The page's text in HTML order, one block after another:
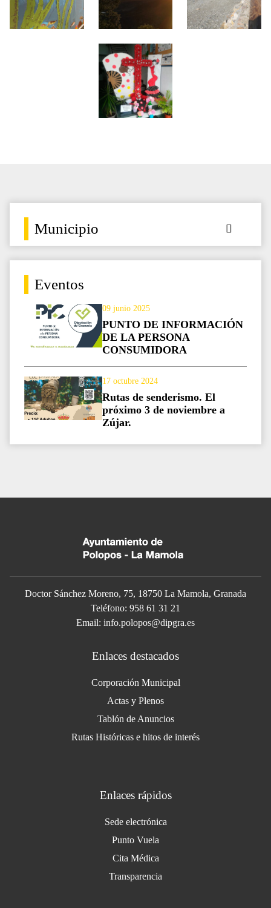
Municipio
Eventos
09 junio 2025
PUNTO DE INFORMACIÓN
DE LA PERSONA
CONSUMIDORA
17 octubre 2024
Rutas de senderismo. El
próximo 3 de noviembre a
Zújar.
Doctor Sánchez Moreno, 75, 18750 La Mamola, Granada
Teléfono: 958 61 31 21
Email: info.polopos@dipgra.es
Enlaces destacados
Corporación Municipal
Actas y Plenos
Tablón de Anuncios
Rutas Históricas e hitos de interés
Enlaces rápidos
Sede electrónica
Punto Vuela
Cita Médica
Transparencia